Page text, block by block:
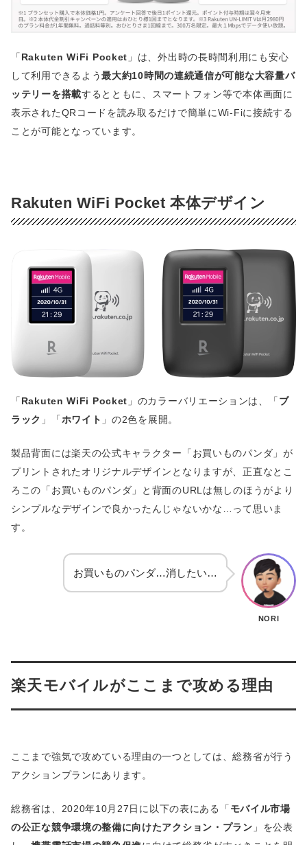
「Rakuten WiFi Pocket 」は、外出時の長時間利用にも安心
して利用できるよう最大約10時間の連続通信が可能な大容量バ
ッテリーを搭載するとともに、スマートフォン等で本体画面に
表示されたQRコードを読み取るだけで簡単にWi-Fiに接続する
ことが可能となっています。
Rakuten WiFi Pocket 本体デザイン
「 Rakuten WiFi Pocket 」のカラーバリエーションは、「 ブ
ラック 」「ホワイト 」の2色を展開。
製品背面には楽天の公式キャラクター「お買いものパンダ」が
プリントされたオリジナルデザインとなりますが、正直なとこ
ろこの「お買いものパンダ」と背面のURLは無しのほうがより
シンプルなデザインで良かったんじゃないかな…って思いま
す。
お買いものパンダ…消したい…
NORI
楽天モバイルがここまで攻める理由
ここまで強気で攻めている理由の一つとしては、総務省が行う
アクションプランにあります。
総務省は、2020年10月27日に以下の表にある「モバイル市場
の公正な競争環境の整備に向けたアクション・プラン 」を公表